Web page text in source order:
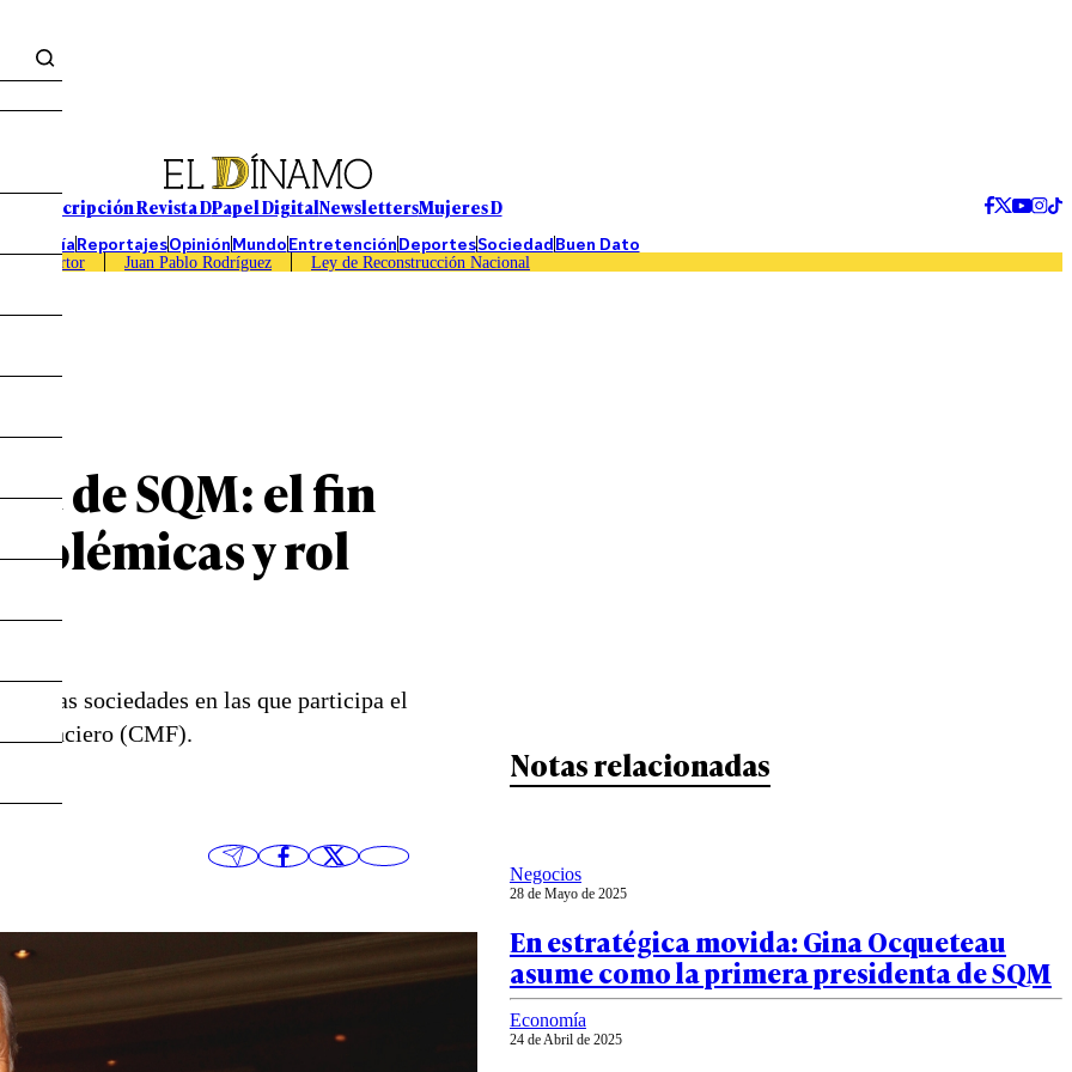
Suscripción Revista DPapel DigitalNewslettersMujeres D
EconomíaReportajesOpiniónMundoEntretenciónDeportesSociedadBuen Dato
Caso Sartor Juan Pablo Rodríguez Ley de Reconstrucción Nacional
de SQM: el fin
y rol
de las sociedades en las que participa el
Financiero (CMF).
Notas relacionadas
Negocios
28 de Mayo de 2025
En estratégica movida: Gina Ocqueteau
asume como la primera presidenta de SQM
Economía
24 de Abril de 2025